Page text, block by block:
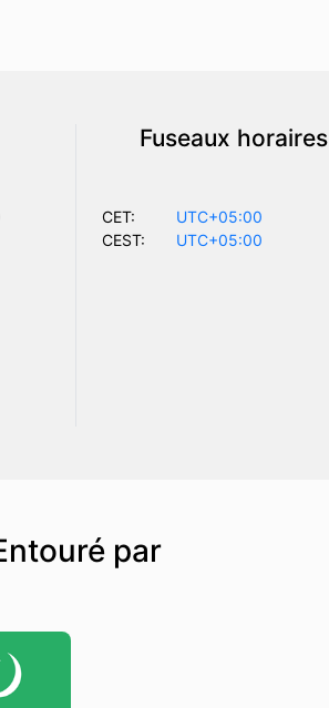
Fuseaux horaires
CET:
UTC+05:00
CEST:
UTC+05:00
par